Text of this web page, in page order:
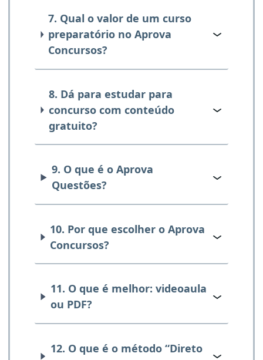
7. Qual o valor de um curso
preparatório no Aprova
Concursos?
8. Dá para estudar para
concurso com conteúdo
gratuito?
9. O que é o Aprova
Questões?
10. Por que escolher o Aprova
Concursos?
11. O que é melhor: videoaula
ou PDF?
12. O que é o método “Direto